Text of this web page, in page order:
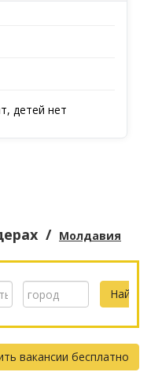
детей нет
/ Молдавия
вакансии бесплатно